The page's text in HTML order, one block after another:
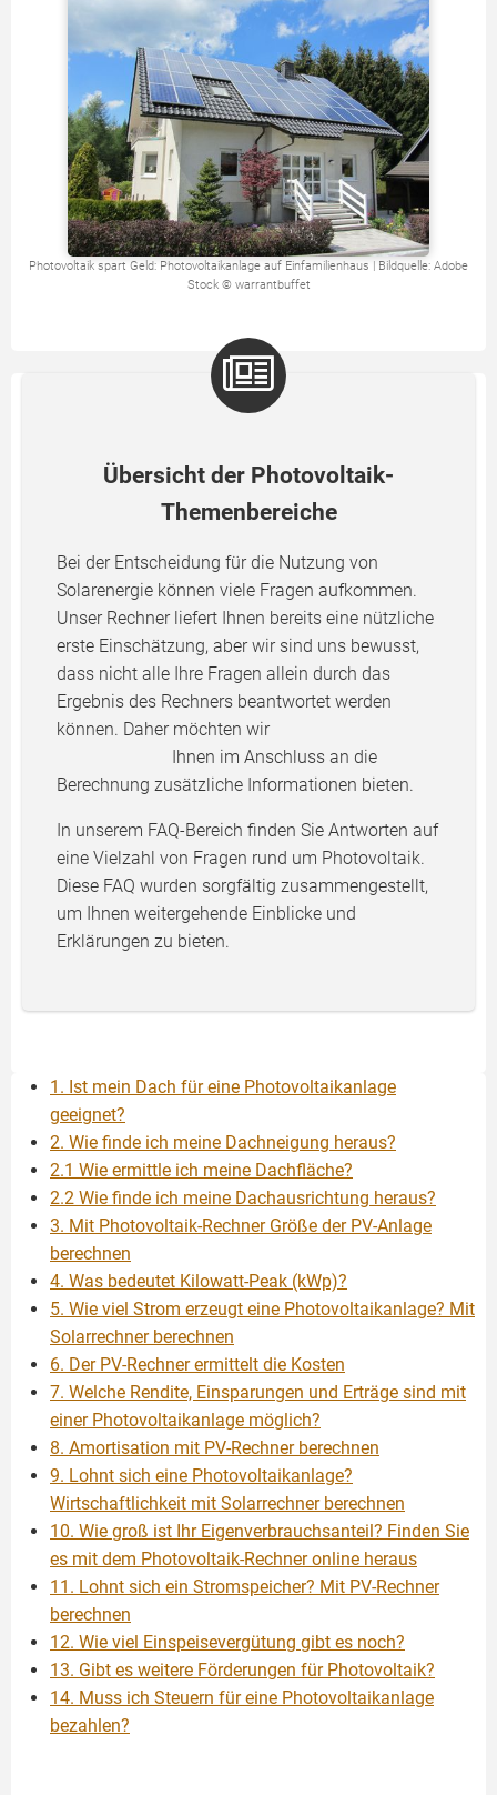
Photovoltaik spart Geld: Photovoltaikanlage auf Einfamilienhaus | Bildquelle: Adobe
Stock © warrantbuffet
Übersicht der Photovoltaik-
Themenbereiche
Bei der Entscheidung für die Nutzung von
Solarenergie können viele Fragen aufkommen.
Unser Rechner liefert Ihnen bereits eine nützliche
erste Einschätzung, aber wir sind uns bewusst,
dass nicht alle Ihre Fragen allein durch das
Ergebnis des Rechners beantwortet werden
können. Daher möchten wir
Ihnen im Anschluss an die
Berechnung zusätzliche Informationen bieten.
In unserem FAQ-Bereich finden Sie Antworten auf
eine Vielzahl von Fragen rund um Photovoltaik.
Diese FAQ wurden sorgfältig zusammengestellt,
um Ihnen weitergehende Einblicke und
Erklärungen zu bieten.
1. Ist mein Dach für eine Photovoltaikanlage
geeignet?
2. Wie finde ich meine Dachneigung heraus?
2.1 Wie ermittle ich meine Dachfläche?
2.2 Wie finde ich meine Dachausrichtung heraus?
3. Mit Photovoltaik-Rechner Größe der PV-Anlage
berechnen
4. Was bedeutet Kilowatt-Peak (kWp)?
5. Wie viel Strom erzeugt eine Photovoltaikanlage? Mit
Solarrechner berechnen
6. Der PV-Rechner ermittelt die Kosten
7. Welche Rendite, Einsparungen und Erträge sind mit
einer Photovoltaikanlage möglich?
8. Amortisation mit PV-Rechner berechnen
9. Lohnt sich eine Photovoltaikanlage?
Wirtschaftlichkeit mit Solarrechner berechnen
10. Wie groß ist Ihr Eigenverbrauchsanteil? Finden Sie
es mit dem Photovoltaik-Rechner online heraus
11. Lohnt sich ein Stromspeicher? Mit PV-Rechner
berechnen
12. Wie viel Einspeisevergütung gibt es noch?
13. Gibt es weitere Förderungen für Photovoltaik?
14. Muss ich Steuern für eine Photovoltaikanlage
bezahlen?